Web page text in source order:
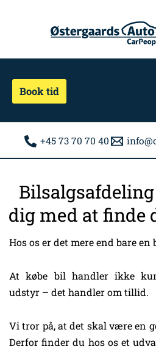
Book tid
+45 73 70 70 40
dig med at finde
Hos os er det mere end bare en
At købe bil handler ikke
udstyr – det handler om tillid.
Vi tror på, at det skal være en
Derfor finder du hos os et